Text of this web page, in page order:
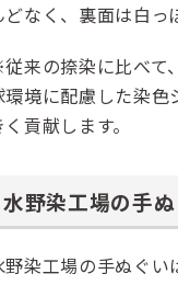
どなく、裏面は白っ
来の捺染に比べて
環境に配慮した染色
貢献します。
水野染工場の手
野染工場の手ぬぐ